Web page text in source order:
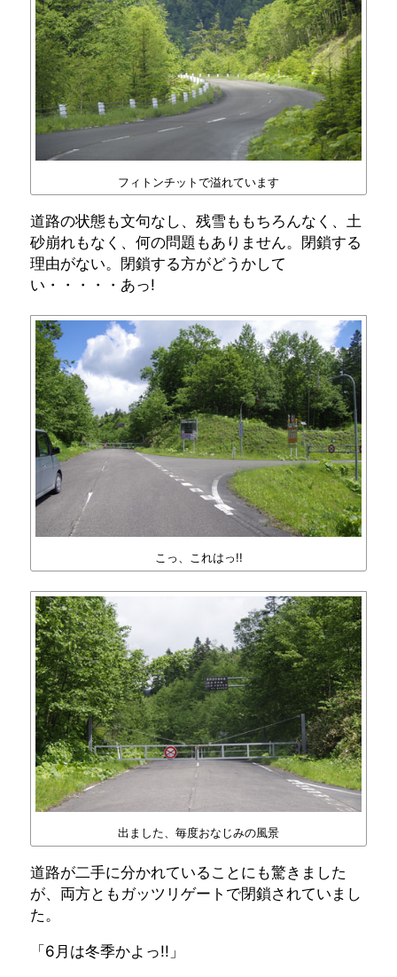
フィトンチットで溢れています
道路の状態も文句なし、残雪ももちろんなく、土
砂崩れもなく、何の問題もありません。閉鎖する
理由がない。閉鎖する方がどうかして
い・・・・・あっ!
こっ、これはっ!!
出ました、毎度おなじみの風景
道路が二手に分かれていることにも驚きました
が、両方ともガッツリゲートで閉鎖されていまし
た。
「6月は冬季かよっ!!」